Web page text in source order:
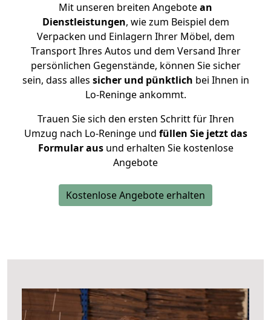
Mit unseren breiten Angebotean
Dienstleistungen, wie zum Beispiel dem
Verpacken und Einlagern Ihrer Möbel, dem
Transport Ihres Autos und dem Versand Ihrer
persönlichen Gegenstände, können Sie sicher
sein, dass alles sicher und pünktlich bei Ihnen in
Lo-Reninge ankommt.
Trauen Sie sich den ersten Schritt für Ihren
Umzug nach Lo-Reninge und füllen Sie jetzt das
Formular ausund erhalten Sie kostenlose
Angebote
Kostenlose Angebote erhalten